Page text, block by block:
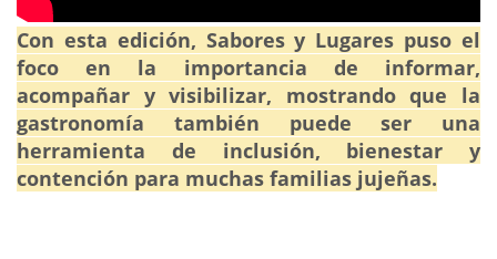
Con esta edición, Sabores y Lugares puso el
foco en la importancia de informar,
acompañar y visibilizar, mostrando que la
gastronomía también puede ser una
herramienta de inclusión, bienestar y
contención para muchas familias jujeñas.